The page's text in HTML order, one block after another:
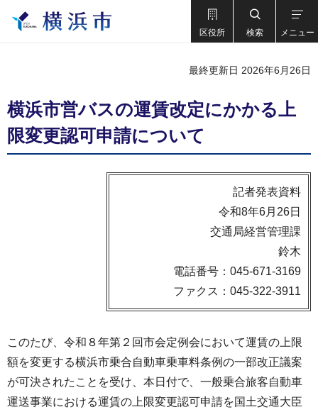
区役所 検索 メニュー
最終更新日 2026年6月26日
横浜市営バスの運賃改定にかかる上
限変更認可申請について
記者発表資料
令和8年6月26日
交通局経営管理課
鈴木
電話番号：045-671-3169
ファクス：045-322-3911
このたび、令和８年第２回市会定例会において運賃の上限
額を変更する横浜市乗合自動車乗車料条例の一部改正議案
が可決されたことを受け、本日付で、一般乗合旅客自動車
運送事業における運賃の上限変更認可申請を国土交通大臣